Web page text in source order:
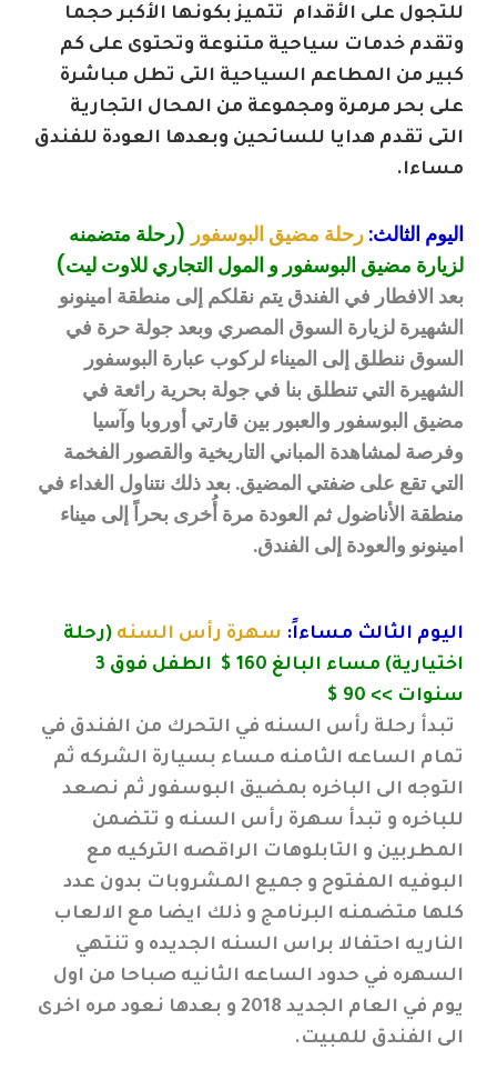
للتجول على الأقدام تتميز بكونها الأكبر حجما
وتقدم خدمات سياحية متنوعة وتحتوى على كم
كبير من المطاعم السياحية التى تطل مباشرة
على بحر مرمرة ومجموعة من المحال التجارية
التى تقدم هدايا للسائحين وبعدها العودة للفندق
مساءا.
اليوم الثالث: رحلة مضيق البوسفور (رحلة متضمنه
لزيارة مضيق البوسفور و المول التجاري للاوت ليت)
بعد الافطار في الفندق يتم نقلكم إلى منطقة امينونو
الشهيرة لزيارة السوق المصري وبعد جولة حرة في
السوق ننطلق إلى الميناء لركوب عبارة البوسفور
الشهيرة التي تنطلق بنا في جولة بحرية رائعة في
مضيق البوسفور والعبور بين قارتي أوروبا وآسيا
وفرصة لمشاهدة المباني التاريخية والقصور الفخمة
التي تقع على ضفتي المضيق. بعد ذلك نتناول الغداء في
منطقة الأناضول ثم العودة مرة أُخرى بحراً إلى ميناء
امينونو والعودة إلى الفندق.
اليوم الثالث مساءاً: سهرة رأس السنه (رحلة
اختيارية) مساء البالغ 160 $ الطفل فوق 3
سنوات >> 90 $
تبدأ رحلة رأس السنه في التحرك من الفندق في
تمام الساعه الثامنه مساء بسيارة الشركه ثم
التوجه الى الباخره بمضيق البوسفور ثم نصعد
للباخره و تبدأ سهرة رأس السنه و تتضمن
المطربين و التابلوهات الراقصه التركيه مع
البوفيه المفتوح و جميع المشروبات بدون عدد
كلها متضمنه البرنامج و ذلك ايضا مع الالعاب
الناريه احتفالا براس السنه الجديده و تنتهي
السهره في حدود الساعه الثانيه صباحا من اول
يوم في العام الجديد 2018 و بعدها نعود مره اخرى
الى الفندق للمبيت.